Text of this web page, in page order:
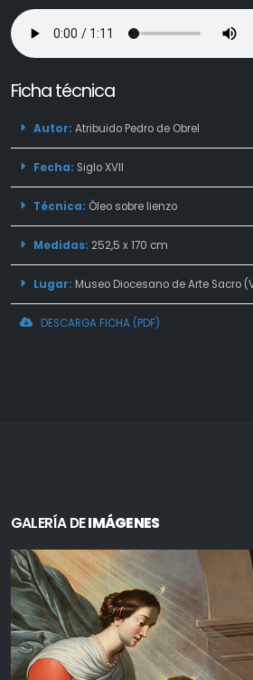
Ficha técnica
Autor: Atribuido Pedro de Obrel
Fecha: Siglo XVII
Técnica: Óleo sobre lienzo
Medidas: 252,5 x 170 cm
Lugar: Museo Diocesano de Arte Sacro
DESCARGA FICHA (PDF)
GALERÍA DEIMÁGENES